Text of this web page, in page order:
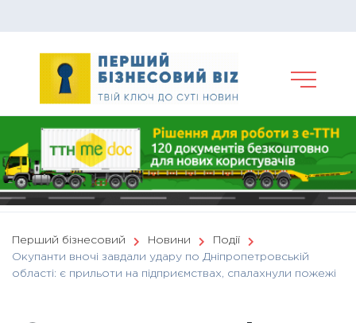
Перший бізнесовий Новини
Події
Окупанти вночі завдали удару по Дніпропетровській
області: є прильоти на підприємствах, спалахнули пожежі